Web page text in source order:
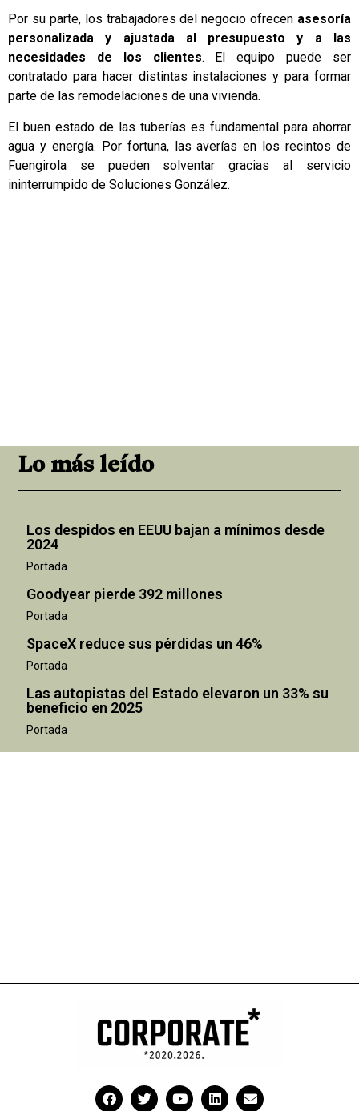
Por su parte, los trabajadores del negocio ofrecen asesoría
personalizada y ajustada al presupuesto y a las
necesidades de los clientes. El equipo puede ser
contratado para hacer distintas instalaciones y para formar
parte de las remodelaciones de una vivienda.
El buen estado de las tuberías es fundamental para ahorrar
agua y energía. Por fortuna, las averías en los recintos de
Fuengirola se pueden solventar gracias al servicio
ininterrumpido de Soluciones González.
Lo más leído
Los despidos en EEUU bajan a mínimos desde
2024
Portada
Goodyear pierde 392 millones
Portada
SpaceX reduce sus pérdidas un 46%
Portada
Las autopistas del Estado elevaron un 33% su
beneficio en 2025
Portada